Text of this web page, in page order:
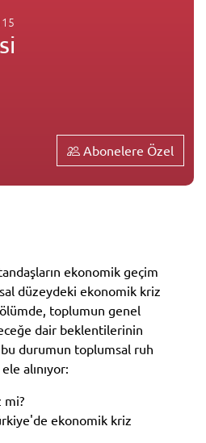
Abonelere Özel
ekonomik geçim
düzeydeki ekonomik kriz
toplumun genel
dair beklentilerinin
durumun toplumsal ruh
alınıyor:
mi?
ekonomik kriz